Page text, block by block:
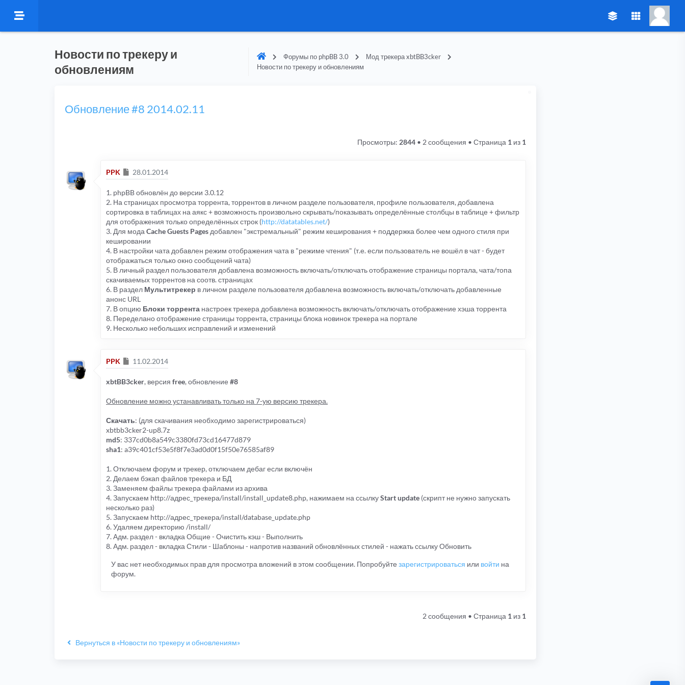
Новости по трекеру и
обновлениям
Форумы по phpBB 3.0
Мод трекера xbtBB3cker
Новости по трекеру и обновлениям
Обновление #8 2014.02.11
2 сообщения • Страница 1 из 1
Просмотры: 2844 •
PPK Сообщение
28.01.2014
1. phpBB обновлён до версии 3.0.12
2. На страницах просмотра торрента, торрентов в личном разделе пользователя, профиле пользователя, добавлена
сортировка в таблицах на аякс + возможность произвольно скрывать/показывать определённые столбцы в таблице + фильтр
для отображения только определённых строк (http://datatables.net/)
3. Для мода Cache Guests Pages добавлен "экстремальный" режим кеширования + поддержка более чем одного стиля при
кешировании
4. В настройки чата добавлен режим отображения чата в "режиме чтения" (т.е. если пользователь не вошёл в чат - будет
отображаться только окно сообщений чата)
5. В личный раздел пользователя добавлена возможность включать/отключать отображение страницы портала, чата/топа
скачиваемых торрентов на соотв. страницах
6. В раздел Мультитрекер в личном разделе пользователя добавлена возможность включать/отключать добавленные
анонс URL
7. В опцию Блоки торрента настроек трекера добавлена возможность включать/отключать отображение хэша торрента
8. Переделано отображение страницы торрента, страницы блока новинок трекера на портале
9. Несколько небольших исправлений и изменений
PPK Сообщение
11.02.2014
xbtBB3cker, версия free, обновление #8
Обновление можно устанавливать только на 7-ую версию трекера.
Скачать: (для скачивания необходимо зарегистрироваться)
xbtbb3cker2-up8.7z
md5: 337cd0b8a549c3380fd73cd16477d879
sha1: a39c401cf53e5f8f7e3ad0d0f15f50e76585af89
1. Отключаем форум и трекер, отключаем дебаг если включён
2. Делаем бэкап файлов трекера и БД
3. Заменяем файлы трекера файлами из архива
4. Запускаем http://адрес_трекера/install/install_update8.php, нажимаем на ссылкуStart update (скрипт не нужно запускать
несколько раз)
5. Запускаем http://адрес_трекера/install/database_update.php
6. Удаляем директорию /install/
7. Адм. раздел - вкладка Общие - Очистить кэш - Выполнить
8. Адм. раздел - вкладка Стили - Шаблоны - напротив названий обновлённых стилей - нажать ссылку Обновить
У вас нет необходимых прав для просмотра вложений в этом сообщении. Попробуйте зарегистрироваться или войти на
форум.
2 сообщения • Страница 1 из 1
Вернуться в «Новости по трекеру и обновлениям»